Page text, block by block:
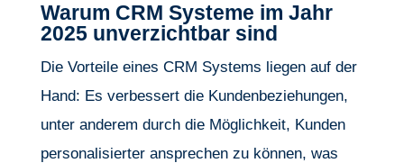
Warum CRM Systeme im Jahr
2025 unverzichtbar sind
Die Vorteile eines CRM Systems liegen auf der
Hand: Es verbessert die Kundenbeziehungen,
unter anderem durch die Möglichkeit, Kunden
personalisierter ansprechen zu können, was